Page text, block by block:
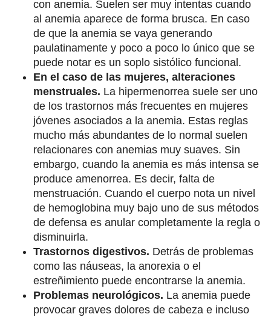
con anemia. Suelen ser muy intentas cuando
al anemia aparece de forma brusca. En caso
de que la anemia se vaya generando
paulatinamente y poco a poco lo único que se
puede notar es un soplo sistólico funcional.
En el caso de las mujeres, alteraciones
menstruales. La hipermenorrea suele ser uno
de los trastornos más frecuentes en mujeres
jóvenes asociados a la anemia. Estas reglas
mucho más abundantes de lo normal suelen
relacionares con anemias muy suaves. Sin
embargo, cuando la anemia es más intensa se
produce amenorrea. Es decir, falta de
menstruación. Cuando el cuerpo nota un nivel
de hemoglobina muy bajo uno de sus métodos
de defensa es anular completamente la regla o
disminuirla.
Trastornos digestivos. Detrás de problemas
como las náuseas, la anorexia o el
estreñimiento puede encontrarse la anemia.
Problemas neurológicos. La anemia puede
provocar graves dolores de cabeza e incluso